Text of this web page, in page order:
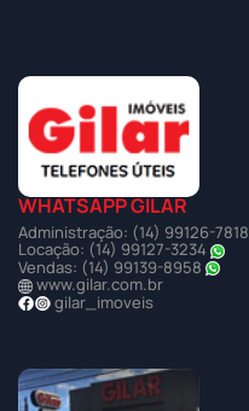
WHATSAPP GILAR
Administração: (14) 99126-7818
Locação: (14) 99127-3234
Vendas: (14) 99139-8958
www.gilar.com.br
gilar_imoveis